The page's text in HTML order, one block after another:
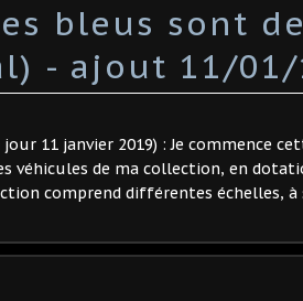
bleus sont
- ajout 11/
11 janvier 2019) : Je commence
véhicules de ma collection, en
comprend différentes échelles, à